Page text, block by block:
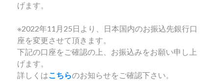
げます。
※2022年11月25日より、日本国内のお振込先銀行口
座を変更させて頂きます。
下記の口座をご確認の上、お振込みをお願い申し上
げます。
詳しくはこちらのお知らせをご確認下さい。